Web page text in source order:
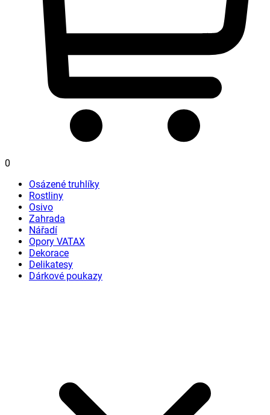
0
Osázené truhlíky
Rostliny
Osivo
Zahrada
Nářadí
Opory VATAX
Dekorace
Delikatesy
Dárkové poukazy